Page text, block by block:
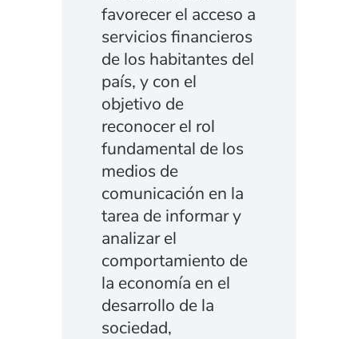
favorecer el acceso a
servicios financieros
de los habitantes del
país, y con el
objetivo de
reconocer el rol
fundamental de los
medios de
comunicación en la
tarea de informar y
analizar el
comportamiento de
la economía en el
desarrollo de la
sociedad,